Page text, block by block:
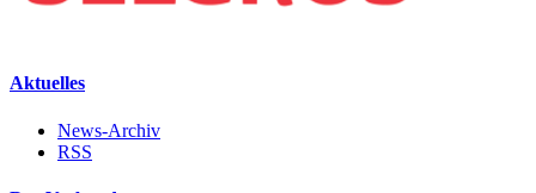
Aktuelles
News-Archiv
RSS